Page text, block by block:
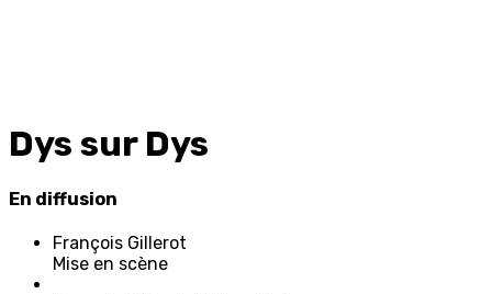
Dys sur Dys
En diffusion
François Gillerot
Mise en scène